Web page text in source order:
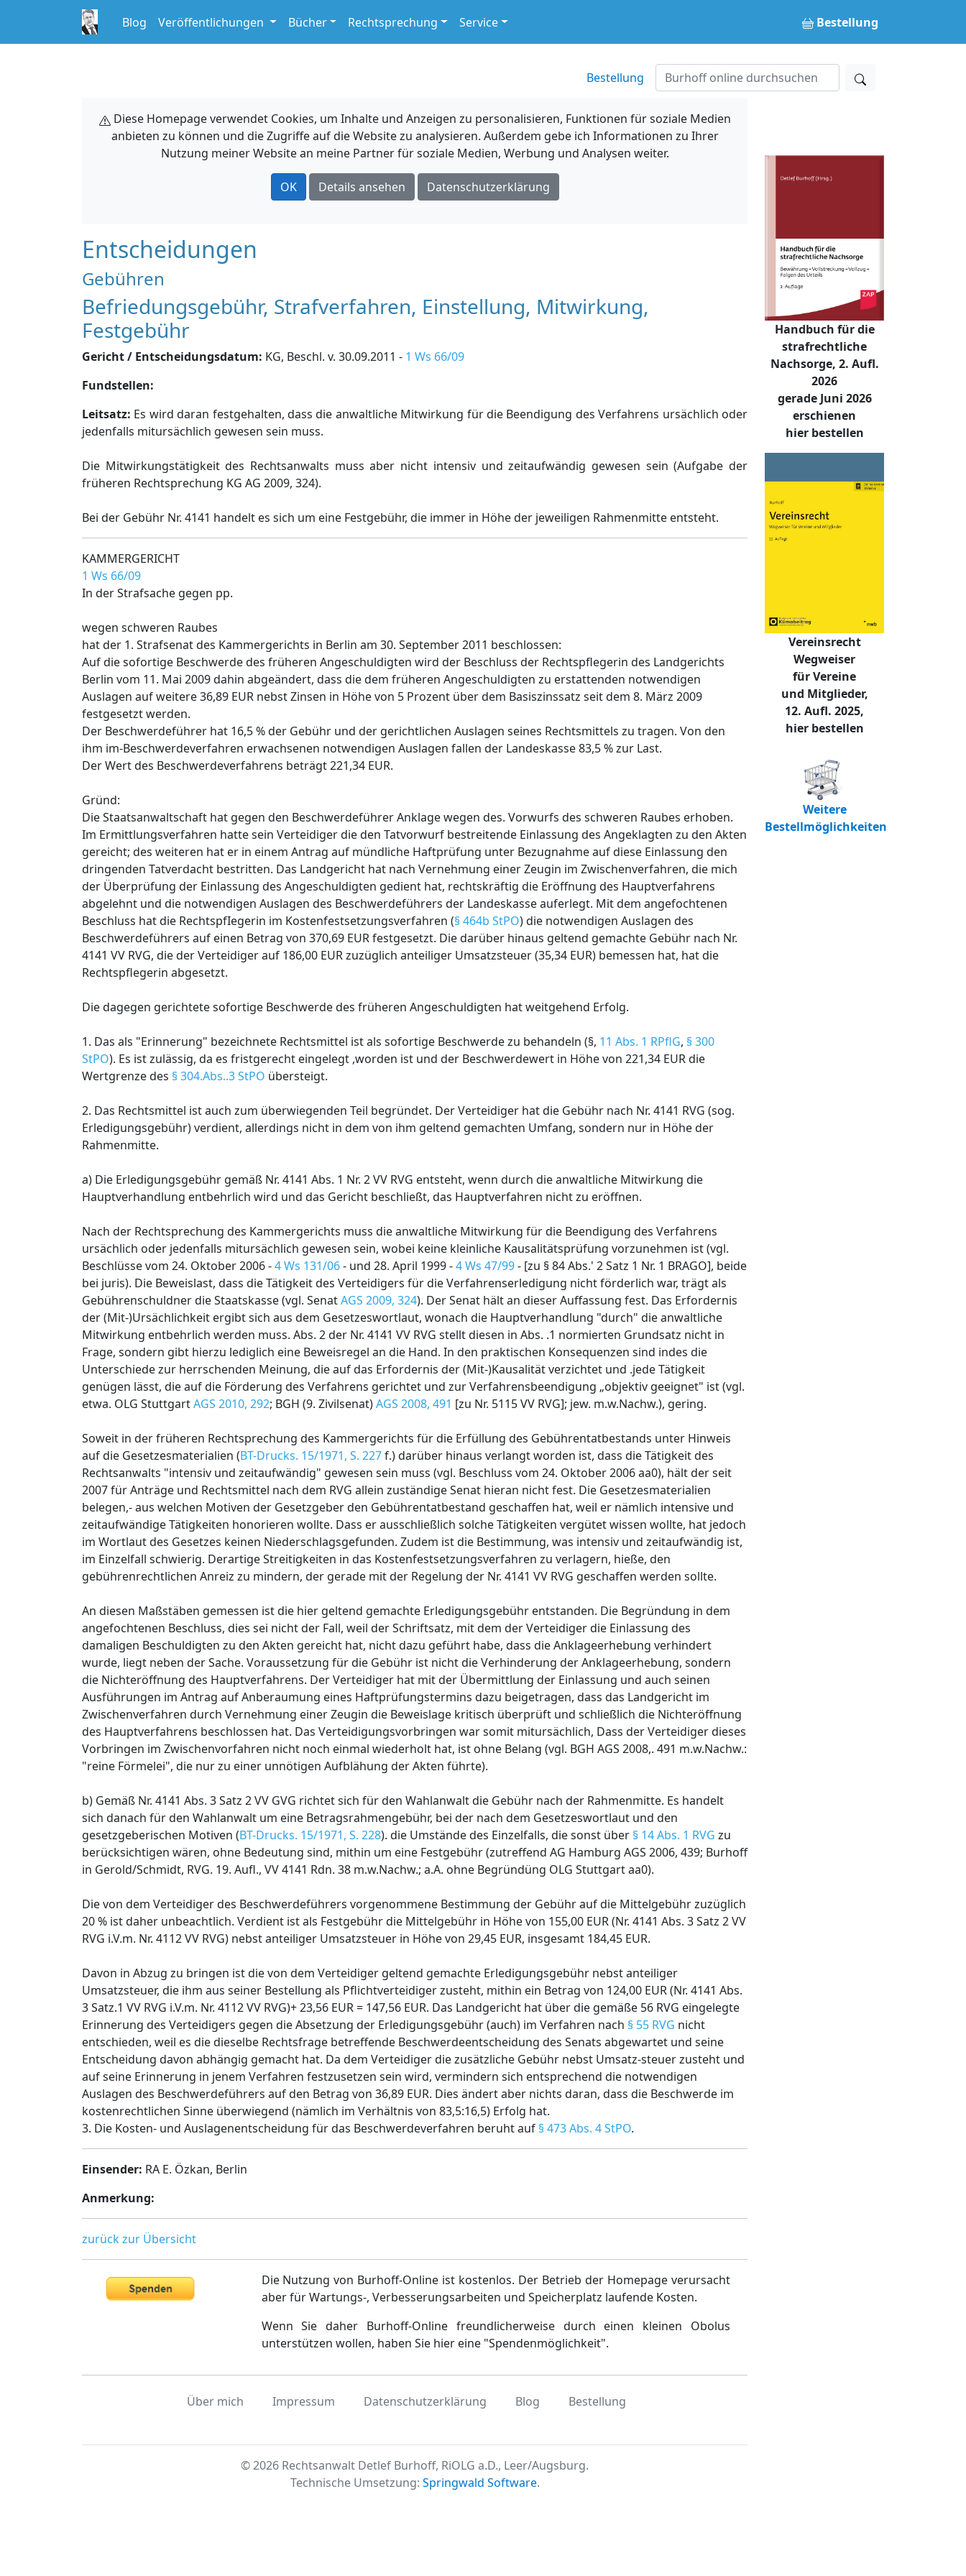
Blog Veröffentlichungen Bücher Rechtsprechung Service Bestellung
Bestellung
Diese Homepage verwendet Cookies, um Inhalte und Anzeigen zu personalisieren, Funktionen für soziale Medien
anbieten zu können und die Zugriffe auf die Website zu analysieren. Außerdem gebe ich Informationen zu Ihrer
Nutzung meiner Website an meine Partner für soziale Medien, Werbung und Analysen weiter.
OK Details ansehen Datenschutzerklärung
Entscheidungen
Gebühren
Befriedungsgebühr, Strafverfahren, Einstellung, Mitwirkung,
Festgebühr
Gericht / Entscheidungsdatum: KG, Beschl. v. 30.09.2011 - 1 Ws 66/09
Fundstellen:
Leitsatz: Es wird daran festgehalten, dass die anwaltliche Mitwirkung für die Beendigung des Verfahrens ursächlich oder
jedenfalls mitursächlich gewesen sein muss.
Die Mitwirkungstätigkeit des Rechtsanwalts muss aber nicht intensiv und zeitaufwändig gewesen sein (Aufgabe der
früheren Rechtsprechung KG AG 2009, 324).
Bei der Gebühr Nr. 4141 handelt es sich um eine Festgebühr, die immer in Höhe der jeweiligen Rahmenmitte entsteht.
KAMMERGERICHT
1 Ws 66/09
In der Strafsache gegen pp.
wegen schweren Raubes
hat der 1. Strafsenat des Kammergerichts in Berlin am 30. September 2011 beschlossen:
Auf die sofortige Beschwerde des früheren Angeschuldigten wird der Beschluss der Rechtspflegerin des Landgerichts
Berlin vom 11. Mai 2009 dahin abgeändert, dass die dem früheren Angeschuldigten zu erstattenden notwendigen
Auslagen auf weitere 36,89 EUR nebst Zinsen in Höhe von 5 Prozent über dem Basiszinssatz seit dem 8. März 2009
festgesetzt werden.
Der Beschwerdeführer hat 16,5 % der Gebühr und der gerichtlichen Auslagen seines Rechtsmittels zu tragen. Von den
ihm im-Beschwerdeverfahren erwachsenen notwendigen Auslagen fallen der Landeskasse 83,5 % zur Last.
Der Wert des Beschwerdeverfahrens beträgt 221,34 EUR.
Gründ:
Die Staatsanwaltschaft hat gegen den Beschwerdeführer Anklage wegen des. Vorwurfs des schweren Raubes erhoben.
Im Ermittlungsverfahren hatte sein Verteidiger die den Tatvorwurf bestreitende Einlassung des Angeklagten zu den Akten
gereicht; des weiteren hat er in einem Antrag auf mündliche Haftprüfung unter Bezugnahme auf diese Einlassung den
dringenden Tatverdacht bestritten. Das Landgericht hat nach Vernehmung einer Zeugin im Zwischenverfahren, die mich
der Überprüfung der Einlassung des Angeschuldigten gedient hat, rechtskräftig die Eröffnung des Hauptverfahrens
abgelehnt und die notwendigen Auslagen des Beschwerdeführers der Landeskasse auferlegt. Mit dem angefochtenen
Beschluss hat die RechtspfIegerin im Kostenfestsetzungsverfahren (§ 464b StPO) die notwendigen Auslagen des
Beschwerdeführers auf einen Betrag von 370,69 EUR festgesetzt. Die darüber hinaus geltend gemachte Gebühr nach Nr.
4141 VV RVG, die der Verteidiger auf 186,00 EUR zuzüglich anteiliger Umsatzsteuer (35,34 EUR) bemessen hat, hat die
Rechtspflegerin abgesetzt.
Die dagegen gerichtete sofortige Beschwerde des früheren Angeschuldigten hat weitgehend Erfolg.
1. Das als "Erinnerung" bezeichnete Rechtsmittel ist als sofortige Beschwerde zu behandeln (§, 11 Abs. 1 RPflG, § 300
StPO). Es ist zulässig, da es fristgerecht eingelegt ,worden ist und der Beschwerdewert in Höhe von 221,34 EUR die
Wertgrenze des § 304.Abs..3 StPO übersteigt.
2. Das Rechtsmittel ist auch zum überwiegenden Teil begründet. Der Verteidiger hat die Gebühr nach Nr. 4141 RVG (sog.
Erledigungsgebühr) verdient, allerdings nicht in dem von ihm geltend gemachten Umfang, sondern nur in Höhe der
Rahmenmitte.
a) Die Erledigungsgebühr gemäß Nr. 4141 Abs. 1 Nr. 2 VV RVG entsteht, wenn durch die anwaltliche Mitwirkung die
Hauptverhandlung entbehrlich wird und das Gericht beschließt, das Hauptverfahren nicht zu eröffnen.
Nach der Rechtsprechung des Kammergerichts muss die anwaltliche Mitwirkung für die Beendigung des Verfahrens
ursächlich oder jedenfalls mitursächlich gewesen sein, wobei keine kleinliche Kausalitätsprüfung vorzunehmen ist (vgl.
Beschlüsse vom 24. Oktober 2006 -4 Ws 131/06- und 28. April 1999 -4 Ws 47/99- [zu § 84 Abs.' 2 Satz 1 Nr. 1 BRAGO], beide
bei juris). Die Beweislast, dass die Tätigkeit des Verteidigers für die Verfahrenserledigung nicht förderlich war, trägt als
Gebührenschuldner die Staatskasse (vgl. SenatAGS 2009, 324). Der Senat hält an dieser Auffassung fest. Das Erfordernis
der (Mit-)Ursächlichkeit ergibt sich aus dem Gesetzeswortlaut, wonach die Hauptverhandlung "durch" die anwaltliche
Mitwirkung entbehrlich werden muss. Abs. 2 der Nr. 4141 VV RVG stellt diesen in Abs. .1 normierten Grundsatz nicht in
Frage, sondern gibt hierzu lediglich eine Beweisregel an die Hand. In den praktischen Konsequenzen sind indes die
Unterschiede zur herrschenden Meinung, die auf das Erfordernis der (Mit-)Kausalität verzichtet und .jede Tätigkeit
genügen lässt, die auf die Förderung des Verfahrens gerichtet und zur Verfahrensbeendigung „objektiv geeignet" ist (vgl.
etwa. OLG StuttgartAGS 2010, 292; BGH (9. Zivilsenat)AGS 2008, 491 [zu Nr. 5115 VV RVG]; jew. m.w.Nachw.), gering.
Soweit in der früheren Rechtsprechung des Kammergerichts für die Erfüllung des Gebührentatbestands unter Hinweis
auf die Gesetzesmaterialien (BT-Drucks. 15/1971, S. 227f.) darüber hinaus verlangt worden ist, dass die Tätigkeit des
Rechtsanwalts "intensiv und zeitaufwändig" gewesen sein muss (vgl. Beschluss vom 24. Oktober 2006 aa0), hält der seit
2007 für Anträge und Rechtsmittel nach dem RVG allein zuständige Senat hieran nicht fest. Die Gesetzesmaterialien
belegen,- aus welchen Motiven der Gesetzgeber den Gebührentatbestand geschaffen hat, weil er nämlich intensive und
zeitaufwändige Tätigkeiten honorieren wollte. Dass er ausschließlich solche Tätigkeiten vergütet wissen wollte, hat jedoch
im Wortlaut des Gesetzes keinen Niederschlagsgefunden. Zudem ist die Bestimmung, was intensiv und zeitaufwändig ist,
im Einzelfall schwierig. Derartige Streitigkeiten in das Kostenfestsetzungsverfahren zu verlagern, hieße, den
gebührenrechtlichen Anreiz zu mindern, der gerade mit der Regelung der Nr. 4141 VV RVG geschaffen werden sollte.
An diesen Maßstäben gemessen ist die hier geltend gemachte Erledigungsgebühr entstanden. Die Begründung in dem
angefochtenen Beschluss, dies sei nicht der Fall, weil der Schriftsatz, mit dem der Verteidiger die Einlassung des
damaligen Beschuldigten zu den Akten gereicht hat, nicht dazu geführt habe, dass die Anklageerhebung verhindert
wurde, liegt neben der Sache. Voraussetzung für die Gebühr ist nicht die Verhinderung der Anklageerhebung, sondern
die Nichteröffnung des Hauptverfahrens. Der Verteidiger hat mit der Übermittlung der Einlassung und auch seinen
Ausführungen im Antrag auf Anberaumung eines Haftprüfungstermins dazu beigetragen, dass das Landgericht im
Zwischenverfahren durch Vernehmung einer Zeugin die Beweislage kritisch überprüft und schließlich die Nichteröffnung
des Hauptverfahrens beschlossen hat. Das Verteidigungsvorbringen war somit mitursächlich, Dass der Verteidiger dieses
Vorbringen im Zwischenvorfahren nicht noch einmal wiederholt hat, ist ohne Belang (vgl. BGH AGS 2008,. 491 m.w.Nachw.:
"reine Förmelei", die nur zu einer unnötigen Aufblähung der Akten führte).
b) Gemäß Nr. 4141 Abs. 3 Satz 2 VV GVG richtet sich für den Wahlanwalt die Gebühr nach der Rahmenmitte. Es handelt
sich danach für den Wahlanwalt um eine Betragsrahmengebühr, bei der nach dem Gesetzeswortlaut und den
gesetzgeberischen Motiven (BT-Drucks. 15/1971, S. 228). die Umstände des Einzelfalls, die sonst über § 14 Abs. 1 RVG zu
berücksichtigen wären, ohne Bedeutung sind, mithin um eine Festgebühr (zutreffend AG Hamburg AGS 2006, 439; Burhoff
in Gerold/Schmidt, RVG. 19. Aufl., VV 4141 Rdn. 38 m.w.Nachw.; a.A. ohne Begründüng OLG Stuttgart aa0).
Die von dem Verteidiger des Beschwerdeführers vorgenommene Bestimmung der Gebühr auf die Mittelgebühr zuzüglich
20 % ist daher unbeachtlich. Verdient ist als Festgebühr die Mittelgebühr in Höhe von 155,00 EUR (Nr. 4141 Abs. 3 Satz 2 VV
RVG i.V.m. Nr. 4112 VV RVG) nebst anteiliger Umsatzsteuer in Höhe von 29,45 EUR, insgesamt 184,45 EUR.
Davon in Abzug zu bringen ist die von dem Verteidiger geltend gemachte Erledigungsgebühr nebst anteiliger
Umsatzsteuer, die ihm aus seiner Bestellung als Pflichtverteidiger zusteht, mithin ein Betrag von 124,00 EUR (Nr. 4141 Abs.
3 Satz.1 VV RVG i.V.m. Nr. 4112 VV RVG)+ 23,56 EUR = 147,56 EUR. Das Landgericht hat über die gemäße 56 RVG eingelegte
Erinnerung des Verteidigers gegen die Absetzung der Erledigungsgebühr (auch) im Verfahren nach § 55 RVG nicht
entschieden, weil es die dieselbe Rechtsfrage betreffende Beschwerdeentscheidung des Senats abgewartet und seine
Entscheidung davon abhängig gemacht hat. Da dem Verteidiger die zusätzliche Gebühr nebst Umsatz-steuer zusteht und
auf seine Erinnerung in jenem Verfahren festzusetzen sein wird, vermindern sich entsprechend die notwendigen
Auslagen des Beschwerdeführers auf den Betrag von 36,89 EUR. Dies ändert aber nichts daran, dass die Beschwerde im
kostenrechtlichen Sinne überwiegend (nämlich im Verhältnis von 83,5:16,5) Erfolg hat.
3. Die Kosten- und Auslagenentscheidung für das Beschwerdeverfahren beruht auf § 473 Abs. 4 StPO.
Einsender: RA E. Özkan, Berlin
Anmerkung:
zurück zur Übersicht
Die Nutzung von Burhoff-Online ist kostenlos. Der Betrieb der Homepage verursacht
aber für Wartungs-, Verbesserungsarbeiten und Speicherplatz laufende Kosten.
Wenn Sie daher Burhoff-Online freundlicherweise durch einen kleinen Obolus
unterstützen wollen, haben Sie hier eine "Spendenmöglichkeit".
Über mich Impressum Datenschutzerklärung Blog Bestellung
© 2026 Rechtsanwalt Detlef Burhoff, RiOLG a.D., Leer/Augsburg.
Technische Umsetzung: Springwald Software.
Handbuch für die
strafrechtliche
Nachsorge, 2. Aufl.
2026
gerade Juni 2026
erschienen
hier bestellen
Vereinsrecht
Wegweiser
für Vereine
und Mitglieder,
12. Aufl. 2025,
hier bestellen
Weitere
Bestellmöglichkeiten